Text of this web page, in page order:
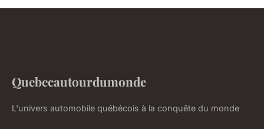
Quebecautourdumonde
L'univers automobile québécois à la conquête du monde